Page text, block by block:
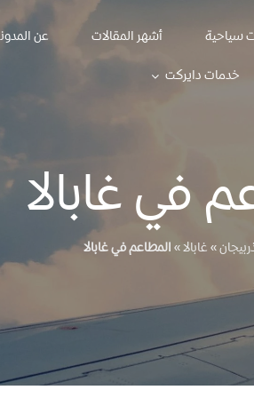
سياحية أشهر المقالات
عن
خدمات دايركت
في غابالا
»غابالا»المطاعم في غابالا